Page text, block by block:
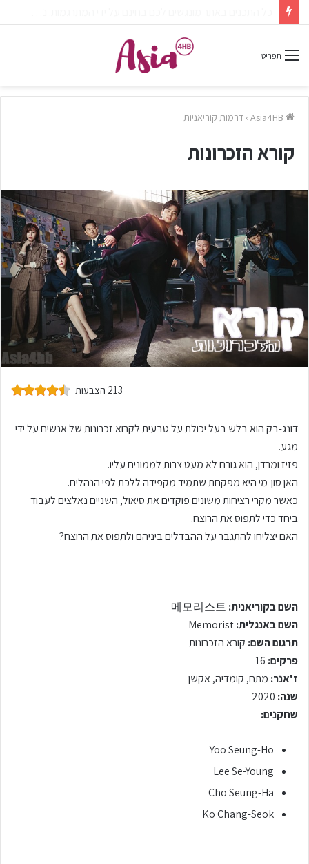
תפריט
› דרמות קוריאניות
קורא הזכרונות
213 הצבעות
דונג-בק הוא בלש בעל יכולת על טבעית לקרוא זכרונות של אנשים על ידי
מגע.
פזיז ומרדן, הוא גורם לא מעט צרות לממונים עליו.
האן סון-מי היא מפקחת שתמיד מקפידה ללכת לפי הנהלים.
כאשר מקרי רציחות משונים פוקדים את סיאול, השניים נאלצים לעבוד
ביחד כדי לתפוס את הרוצח.
האם יצליחו להתגבר על ההבדלים ביניהם ולתפוס את הרוצח?
השם בקוריאנית:
השם באנגלית:
תרגום השם: קורא הזכרונות
פרקים:
ז'אנר: מתח, קומדיה, אקשן
שנה: 2020
שחקנים:
Yoo Seung-Ho
Lee Se-Young
Cho Seung-Ha
Ko Chang-Seok